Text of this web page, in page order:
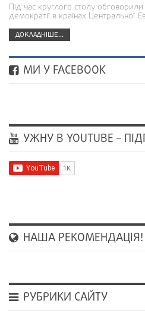
Під час круглого столу
демократії в країнах Центральної
ДОКЛАДНІШЕ...
МИ У FACEBOOK
УЖНУ В YOUTUBE –
НАША РЕКОМЕНДАЦІЯ!
РУБРИКИ САЙТУ